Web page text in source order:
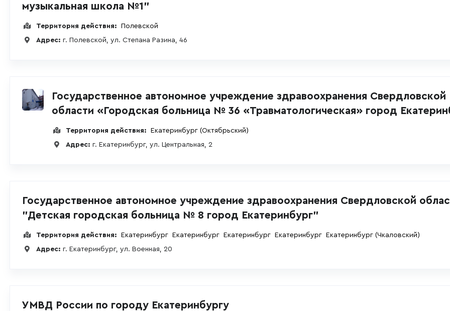
музыкальная школа №1"
Территория действия:
Полевской
Адрес: г. Полевской, ул. Степана Разина, 46
Государственное автономное учреждение здравоохранения Свердловской
области «Городская больница № 36 «Травматологическая» город
Территория действия: Екатеринбург (Октябрьский)
Адрес: г. Екатеринбург, ул. Центральная, 2
Государственное автономное учреждение здравоохранения Свердловской
"Детская городская больница № 8 город Екатеринбург"
Территория действия: Екатеринбург Екатеринбург Екатеринбург Екатеринбург Екатеринбург (Чкаловский)
Адрес: г. Екатеринбург, ул. Военная, 20
УМВД России по городу Екатеринбургу